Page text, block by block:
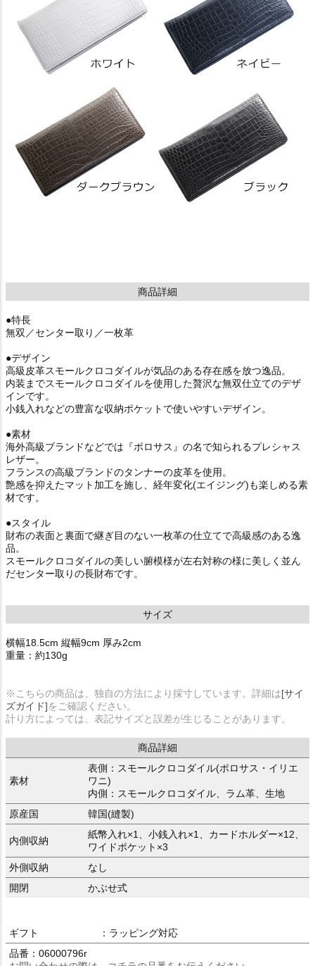
商品詳細
●特長
無双／センター取り／一枚革
●デザイン
高級皮革スモールクロコダイルが気品のある存在感を放つ逸品。
内装までスモールクロコダイルを使用した贅沢な無双仕立てのデザ
インです。
小銭入れなどの豊富な収納ポケットで使いやすいデザイン。
●素材
海外高級ブランドなどでは『ポロサス』の名で知られるプレシャス
レザー。
フランスの高級ブランドのタンナーの皮革を使用。
艶感を抑えたマット加工を施し、経年変化(エイジング)も楽しめる素
材です。
●スタイル
財布の表面と裏面で継ぎ目のない一枚革の仕立てで高級感のある逸
品。
スモールクロコダイルの美しい腑模様が左右対称の様に美しく並ん
だセンター取りの長財布です。
サイズ
横幅18.5cm 縦幅9cm 厚み2cm
重量：約130g
※こちらの商品は、独自の方法により採寸しています。詳細は[サイ
ズガイド]をご確認ください。
計り方によっては、表記サイズと誤差が生じることがあります。
商品詳細
素材
表側：スモールクロコダイル(ポロサス・イリエ
ワニ)
内側：スモールクロコダイル、ラム革、生地
原産国
韓国(縫製)
内側収納
紙幣入れ×1、小銭入れ×1、カードホルダー×12、
ワイドポケット×3
外側収納
なし
開閉
かぶせ式
ギフト
：ラッピング対応
品番：06000796r